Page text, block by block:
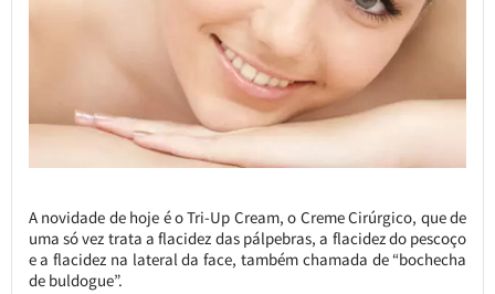
A novidade de hoje é o Tri-Up Cream, o Creme Cirúrgico, que de
uma só vez trata a flacidez das pálpebras, a flacidez do pescoço
e a flacidez na lateral da face, também chamada de “bochecha
de buldogue”.